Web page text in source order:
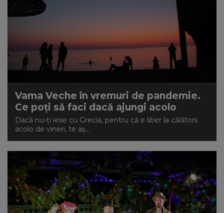
Vama Veche în vremuri de pandemie.
Ce poți să faci dacă ajungi acolo
Dacă nu-ți iese cu Grecia, pentru că e liber la călătorii
acolo de vineri, te aș...